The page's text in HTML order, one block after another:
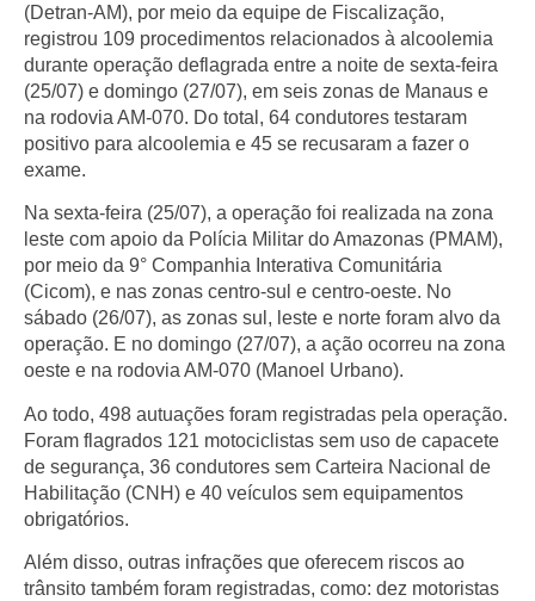
(Detran-AM), por meio da equipe de Fiscalização,
registrou 109 procedimentos relacionados à alcoolemia
durante operação deflagrada entre a noite de sexta-feira
(25/07) e domingo (27/07), em seis zonas de Manaus e
na rodovia AM-070. Do total, 64 condutores testaram
positivo para alcoolemia e 45 se recusaram a fazer o
exame.
Na sexta-feira (25/07), a operação foi realizada na zona
leste com apoio da Polícia Militar do Amazonas (PMAM),
por meio da 9° Companhia Interativa Comunitária
(Cicom), e nas zonas centro-sul e centro-oeste. No
sábado (26/07), as zonas sul, leste e norte foram alvo da
operação. E no domingo (27/07), a ação ocorreu na zona
oeste e na rodovia AM-070 (Manoel Urbano).
Ao todo, 498 autuações foram registradas pela operação.
Foram flagrados 121 motociclistas sem uso de capacete
de segurança, 36 condutores sem Carteira Nacional de
Habilitação (CNH) e 40 veículos sem equipamentos
obrigatórios.
Além disso, outras infrações que oferecem riscos ao
trânsito também foram registradas, como: dez motoristas